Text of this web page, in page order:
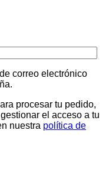
correo electrónico
procesar tu pedido,
el acceso a tu
nuestra política de